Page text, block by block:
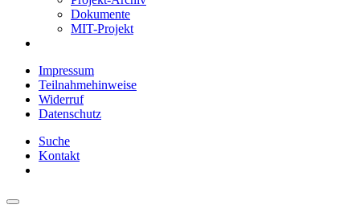
Dokumente
MIT-Projekt
Impressum
Teilnahmehinweise
Widerruf
Datenschutz
Suche
Kontakt